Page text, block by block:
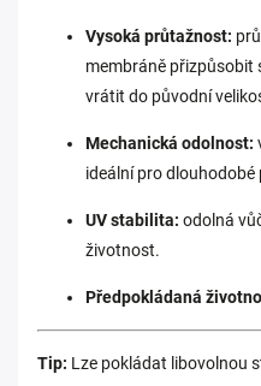
Vysoká průtažnost:
membráně přizpůsobit
vrátit do původní
Mechanická odolnost:
ideální pro dlouhodobé
UV stabilita: odolná
životnost.
Předpokládaná
Tip: L ze pokládat libovolnou